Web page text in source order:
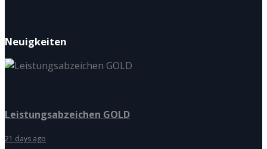
Neuigkeiten
Leistungsabzeichen GOLD
21 days ago